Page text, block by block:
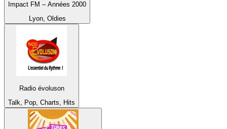
Impact FM – Années 2000
Lyon, Oldies
Radio évoluson
Talk, Pop, Charts, Hits